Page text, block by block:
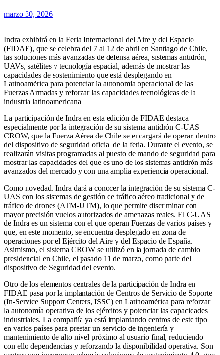
marzo 30, 2026
Indra exhibirá en la Feria Internacional del Aire y del Espacio
(FIDAE), que se celebra del 7 al 12 de abril en Santiago de Chile,
las soluciones más avanzadas de defensa aérea, sistemas antidrón,
UAVs, satélites y tecnología espacial, además de mostrar las
capacidades de sostenimiento que está desplegando en
Latinoamérica para potenciar la autonomía operacional de las
Fuerzas Armadas y reforzar las capacidades tecnológicas de la
industria latinoamericana.
La participación de Indra en esta edición de FIDAE destaca
especialmente por la integración de su sistema antidrón C-UAS
CROW, que la Fuerza Aérea de Chile se encargará de operar, dentro
del dispositivo de seguridad oficial de la feria. Durante el evento, se
realizarán visitas programadas al puesto de mando de seguridad para
mostrar las capacidades del que es uno de los sistemas antidrón más
avanzados del mercado y con una amplia experiencia operacional.
Como novedad, Indra dará a conocer la integración de su sistema C-
UAS con los sistemas de gestión de tráfico aéreo tradicional y de
tráfico de drones (ATM-UTM), lo que permite discriminar con
mayor precisión vuelos autorizados de amenazas reales. El C-UAS
de Indra es un sistema con el que operan Fuerzas de varios países y
que, en este momento, se encuentra desplegado en zona de
operaciones por el Ejército del Aire y del Espacio de España.
Asimismo, el sistema CROW se utilizó en la jornada de cambio
presidencial en Chile, el pasado 11 de marzo, como parte del
dispositivo de Seguridad del evento.
Otro de los elementos centrales de la participación de Indra en
FIDAE pasa por la implantación de Centros de Servicio de Soporte
(In-Service Support Centers, ISSC) en Latinoamérica para reforzar
la autonomía operativa de los ejércitos y potenciar las capacidades
industriales. La compañía ya está implantando centros de este tipo
en varios países para prestar un servicio de ingeniería y
mantenimiento de alto nivel próximo al usuario final, reduciendo
con ello dependencias y reforzando la disponibilidad operativa. Son